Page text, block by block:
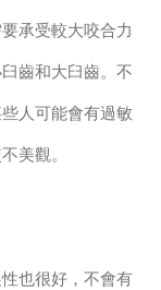
承受較大咬合力
齒和大臼齒。不
人可能會有過敏
美觀。
也很好，不會有